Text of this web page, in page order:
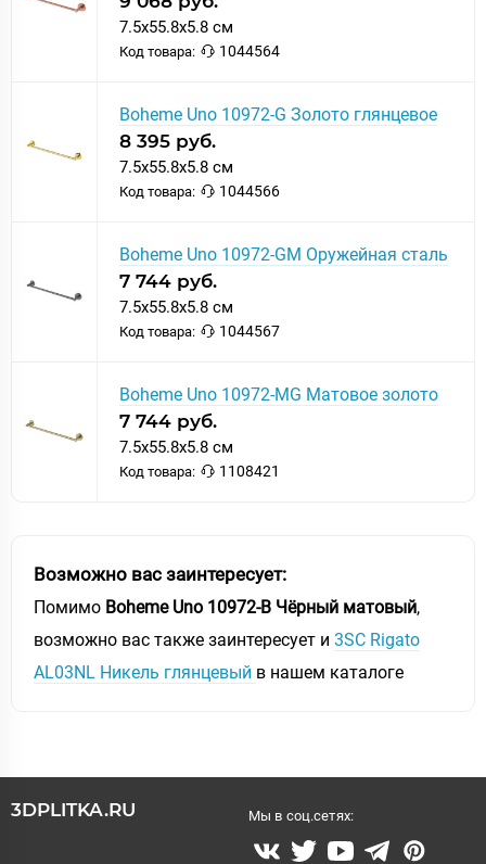
7.5x55.8x5.8 см
Код товара: 1044564
Boheme Uno 10972-G Золото глянцевое
8 395 руб.
7.5x55.8x5.8 см
Код товара: 1044566
Boheme Uno 10972-GM Оружейная сталь
7 744 руб.
7.5x55.8x5.8 см
Код товара: 1044567
Boheme Uno 10972-MG Матовое золото
7 744 руб.
7.5x55.8x5.8 см
Код товара: 1108421
Возможно вас заинтересует:
Помимо Boheme Uno 10972-B Чёрный матовый,
возможно вас также заинтересует и 3SC Rigato
AL03NL Никель глянцевый в нашем каталоге
3DPLITKA.RU Мы в соц.сетях: